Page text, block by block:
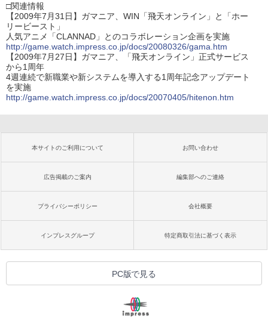
□関連情報
【2009年7月31日】ガマニア、WIN「飛天オンライン」と「ホー
リービースト」
人気アニメ「CLANNAD」とのコラボレーション企画を実施
http://game.watch.impress.co.jp/docs/20080326/gama.htm
【2009年7月27日】ガマニア、「飛天オンライン」正式サービス
から1周年
4週連続で新職業や新システムを導入する1周年記念アップデート
を実施
http://game.watch.impress.co.jp/docs/20070405/hitenon.htm
本サイトのご利用について お問い合わせ
広告掲載のご案内 編集部へのご連絡
プライバシーポリシー 会社概要
インプレスグループ 特定商取引法に基づく表示
PC版で見る